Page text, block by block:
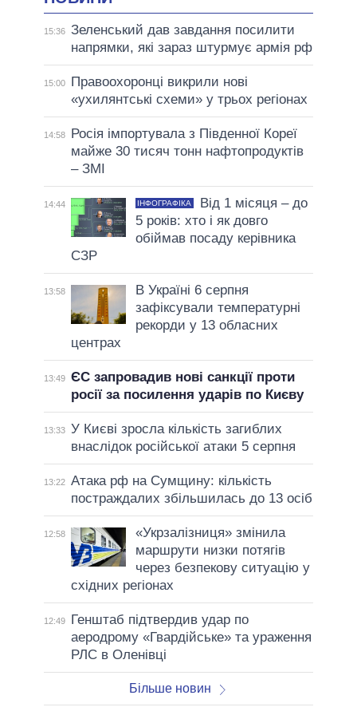
15:36 Зеленський дав завдання посилити
напрямки, які зараз штурмує армія рф
15:00
Правоохоронці викрили нові
«ухилянтські схеми» у трьох регіонах
14:58
Росія імпортувала з Південної Кореї
майже 30 тисяч тонн нафтопродуктів
– ЗМІ
14:44 ІНФОГРАФІКА
Від 1 місяця – до
5 років: хто і як довго
обіймав посаду керівника
СЗР
13:58
В Україні 6 серпня
зафіксували температурні
рекорди у 13 обласних
центрах
13:49 ЄС запровадив нові санкції проти
росії за посилення ударів по Києву
13:33 У Києві зросла кількість загиблих
внаслідок російської атаки 5 серпня
13:22 Атака рф на Сумщину: кількість
постраждалих збільшилась до 13 осіб
12:58
«Укрзалізниця» змінила
маршрути низки потягів
через безпекову ситуацію у
східних регіонах
12:49
Генштаб підтвердив удар по
аеродрому «Гвардійське» та ураження
РЛС в Оленівці
Більше новин